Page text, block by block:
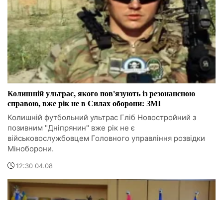
Колишній ультрас, якого пов'язують із резонансною
справою, вже рік не в Силах оборони: ЗМІ
Колишній футбольний ультрас Гліб Новостройний з
позивним "Дніпрянин" вже рік не є
військовослужбовцем Головного управління розвідки
Міноборони.
12:30 04.08